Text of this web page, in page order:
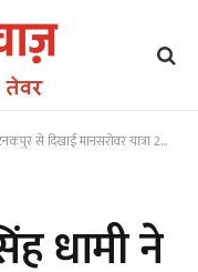
51 यात्रियों का पहला दल रवाना; शारदा तटबंध परियोजना का भी होगा शिलान्यास
धामी ने